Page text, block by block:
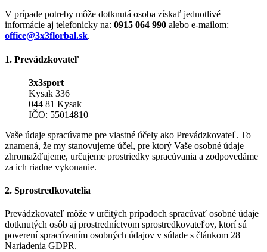
V prípade potreby môže dotknutá osoba získať jednotlivé
informácie aj telefonicky na: 0915 064 990 alebo e-mailom:
office@3x3florbal.sk.
1. Prevádzkovateľ
3x3sport
Kysak 336
044 81 Kysak
IČO: 55014810
Vaše údaje spracúvame pre vlastné účely ako Prevádzkovateľ. To
znamená, že my stanovujeme účel, pre ktorý Vaše osobné údaje
zhromažďujeme, určujeme prostriedky spracúvania a zodpovedáme
za ich riadne vykonanie.
2. Sprostredkovatelia
Prevádzkovateľ môže v určitých prípadoch spracúvať osobné údaje
dotknutých osôb aj prostredníctvom sprostredkovateľov, ktorí sú
poverení spracúvaním osobných údajov v súlade s článkom 28
Nariadenia GDPR.